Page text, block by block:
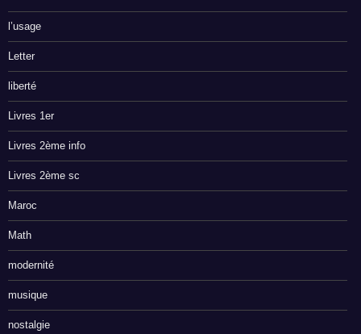
l’usage
Letter
liberté
Livres 1er
Livres 2ème info
Livres 2ème sc
Maroc
Math
modernité
musique
nostalgie